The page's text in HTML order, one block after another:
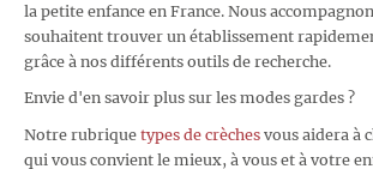
la petite enfance en France. Nous
souhaitent trouver un établissement
grâce à nos différents outils de recherche.
Envie d'en savoir plus sur les modes gardes ?
Notre rubrique types de crèches vous aidera à
qui vous convient le mieux, à vous et à votre